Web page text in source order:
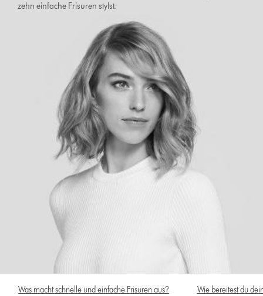
zehn einfache Frisuren stylst.
Was macht schnelle und einfache Frisuren aus? Wie bereitest du